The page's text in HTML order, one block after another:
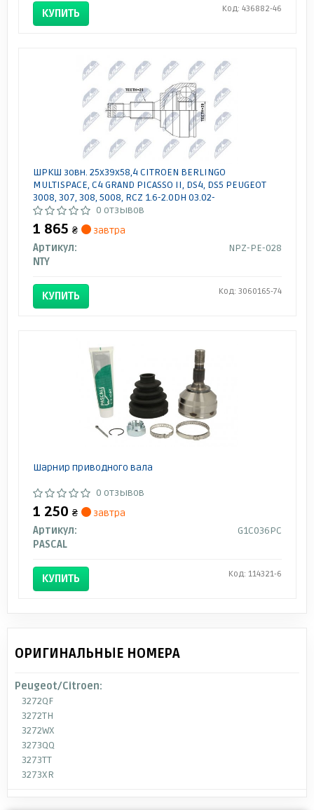
КУПИТЬ Код: 436882-46
ШРКШ зовн. 25x39x58,4 CITROEN BERLINGO
MULTISPACE, C4 GRAND PICASSO II, DS4, DS5 PEUGEOT
3008, 307, 308, 5008, RCZ 1.6-2.0DH 03.02-
0 отзывов
1 865 ₴
завтра
Артикул:
NPZ-PE-028
NTY
КУПИТЬ Код: 3060165-74
Шарнир приводного вала
0 отзывов
1 250 ₴
завтра
Артикул:
G1C036PC
PASCAL
КУПИТЬ Код: 114321-6
ОРИГИНАЛЬНЫЕ НОМЕРА
Peugeot/Citroen:
3272QF
3272TH
3272WX
3273QQ
3273TT
3273XR